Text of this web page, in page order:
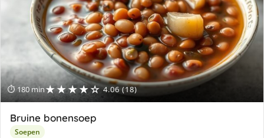
⏱ 180 min★★★★☆ 4.06 (18)
Bruine bonensoep
Soepen